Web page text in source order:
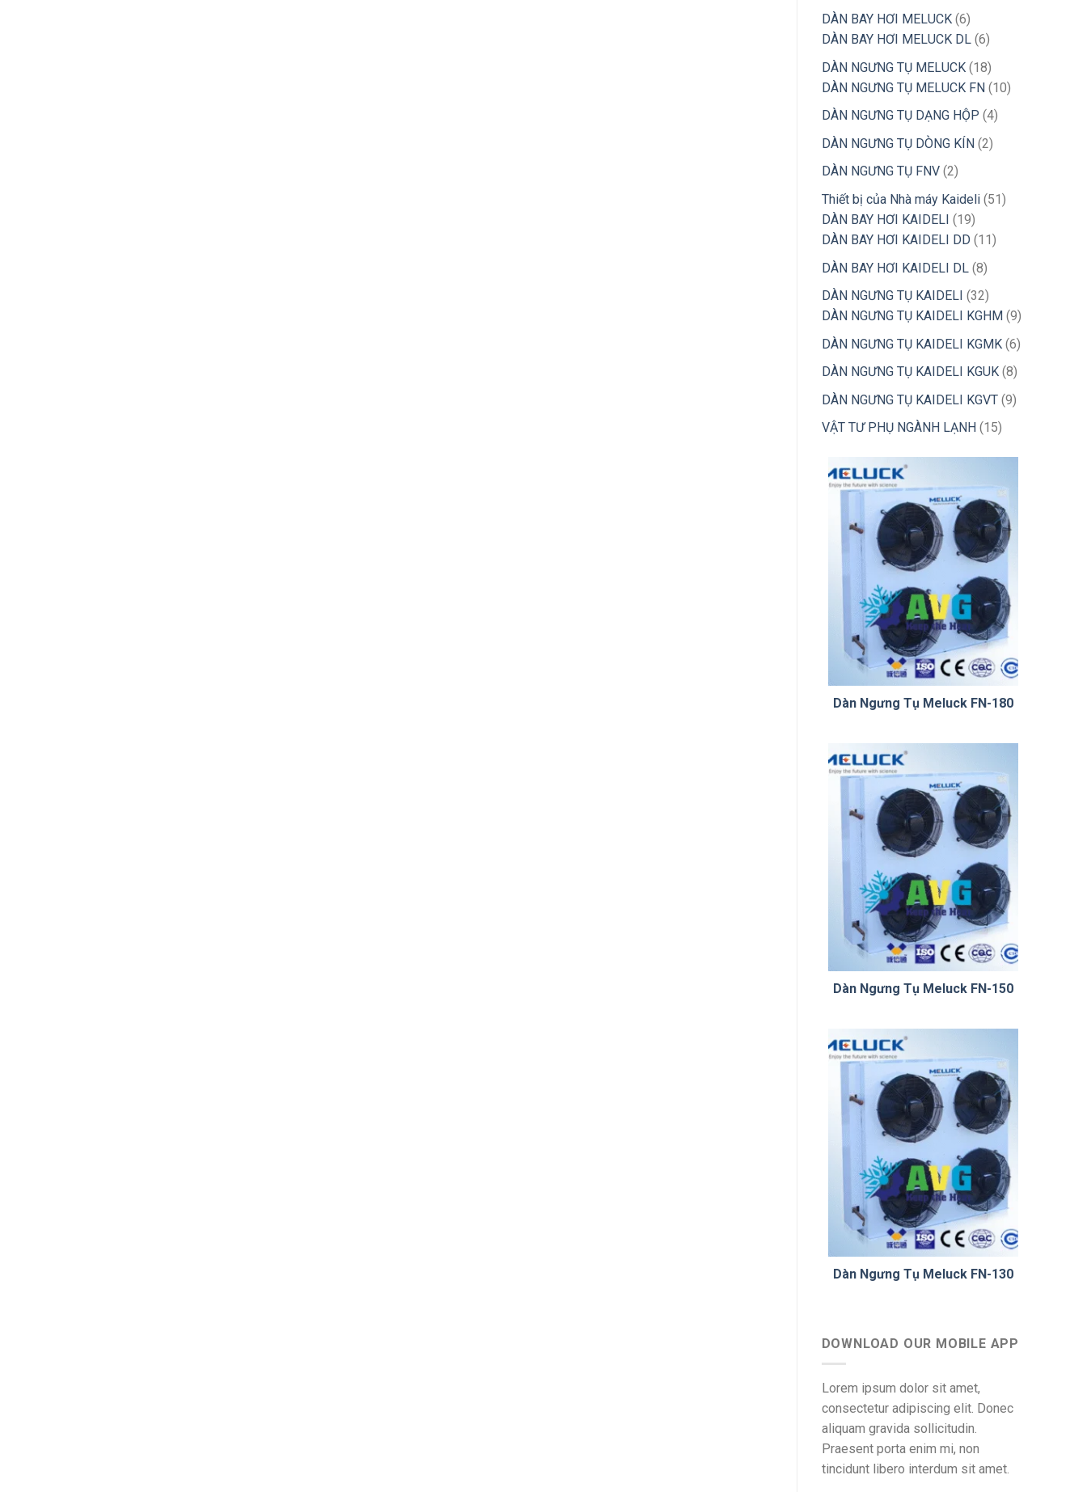
sản
phẩm
DÀN BAY HƠI MELUCK 66
sản
phẩm
DÀN BAY HƠI MELUCK DL 66
sản
phẩm
DÀN NGƯNG TỤ MELUCK 1818
sản
phẩm
DÀN NGƯNG TỤ MELUCK FN 1010
DÀN NGƯNG TỤ DẠNG HỘP 44
DÀN NGƯNG TỤ DÒNG KÍN 22
DÀN NGƯNG TỤ FNV 22
sản
phẩm
Thiết bị của Nhà máy Kaideli 5151
DÀN BAY HƠI KAIDELI 1919
sản
phẩm
DÀN BAY HƠI KAIDELI DD 1111
DÀN BAY HƠI KAIDELI DL 88
sản
phẩm
DÀN NGƯNG TỤ KAIDELI 3232
sản
phẩm
DÀN NGƯNG TỤ KAIDELI KGHM 99
sản
phẩm
DÀN NGƯNG TỤ KAIDELI KGMK 66
sản
DÀN NGƯNG TỤ KAIDELI KGUK 88
sản
phẩm
DÀN NGƯNG TỤ KAIDELI KGVT 99
VẬT TƯ PHỤ NGÀNH LẠNH 1515
Dàn Ngưng Tụ Meluck FN-180
Dàn Ngưng Tụ Meluck FN-150
Dàn Ngưng Tụ Meluck FN-130
DOWNLOAD OUR MOBILE APP
Lorem ipsum dolor sit amet,
consectetur adipiscing elit. Donec
aliquam gravida sollicitudin.
Praesent porta enim mi, non
tincidunt libero interdum sit amet.